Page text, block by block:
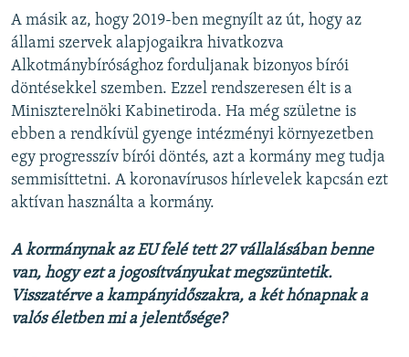
A másik az, hogy 2019-ben megnyílt az út, hogy az
állami szervek alapjogaikra hivatkozva
Alkotmánybírósághoz forduljanak bizonyos bírói
döntésekkel szemben. Ezzel rendszeresen élt is a
Miniszterelnöki Kabinetiroda. Ha még születne is
ebben a rendkívül gyenge intézményi környezetben
egy progresszív bírói döntés, azt a kormány meg tudja
semmisíttetni. A koronavírusos hírlevelek kapcsán ezt
aktívan használta a kormány.
A kormánynak az EU felé tett 27 vállalásában benne
van, hogy ezt a jogosítványukat megszüntetik.
Visszatérve a kampányidőszakra, a két hónapnak a
valós életben mi a jelentősége?